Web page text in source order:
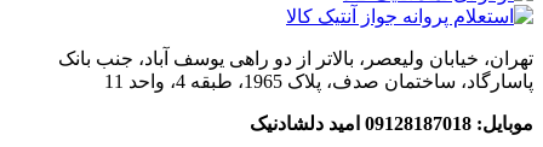
تهران، خیابان ولیعصر، بالاتر از دو راهی یوسف آباد، جنب بانک
پاسارگاد، ساختمان صدف، پلاک 1965، طبقه 4، واحد 11
موبایل: 09128187018 امید دلشادنیک